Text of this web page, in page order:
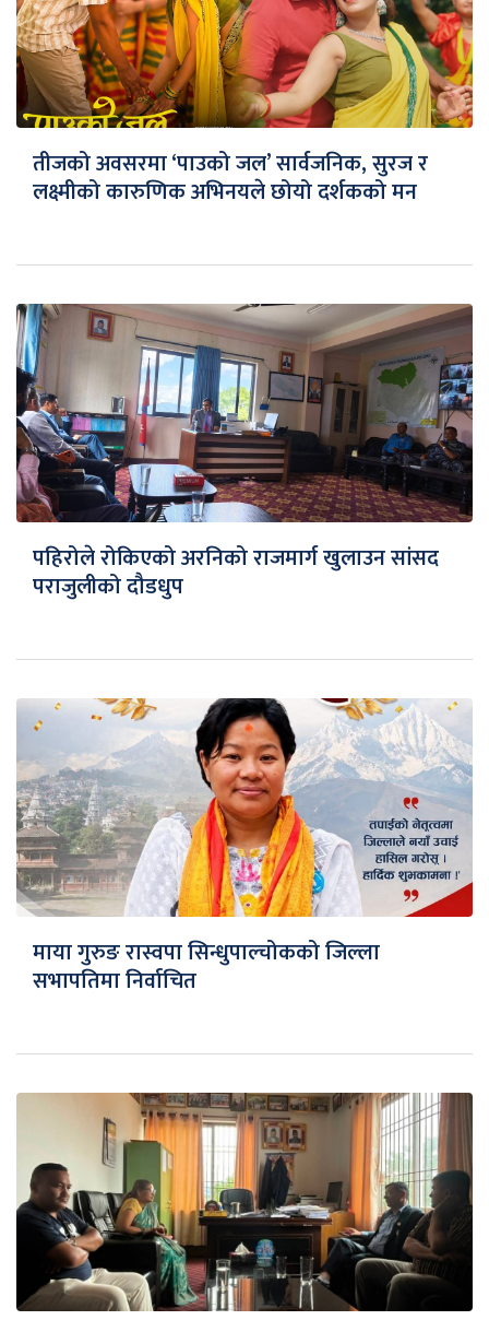
तीजको अवसरमा ‘पाउको जल’ सार्वजनिक, सुरज र
लक्ष्मीको कारुणिक अभिनयले छोयो दर्शकको मन
पहिरोले रोकिएको अरनिको राजमार्ग खुलाउन सांसद
पराजुलीको दौडधुप
माया गुरुङ रास्वपा सिन्धुपाल्चोकको जिल्ला
सभापतिमा निर्वाचित